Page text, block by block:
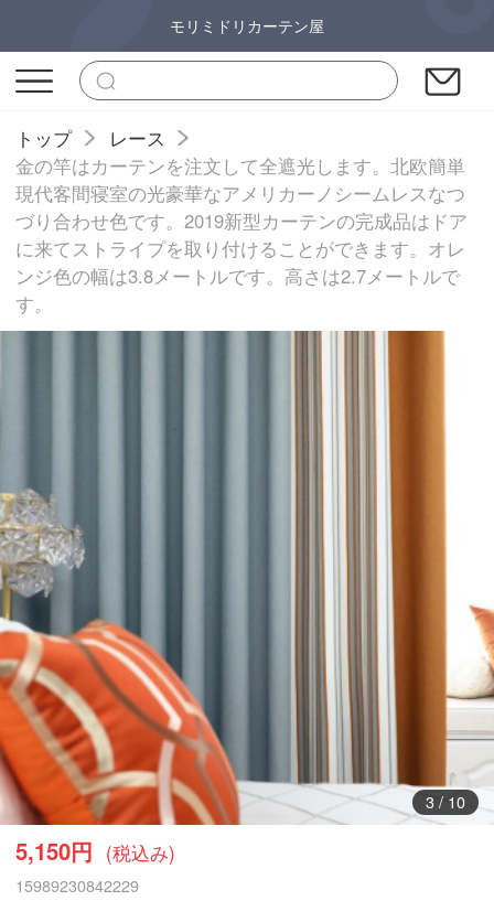
モリミドリカーテン屋
トップ
レース
金の竿はカーテンを注文して全遮光します。北欧簡単
現代客間寝室の光豪華なアメリカーノシームレスなつ
づり合わせ色です。2019新型カーテンの完成品はドア
に来てストライプを取り付けることができます。オレ
ンジ色の幅は3.8メートルです。高さは2.7メートルで
す。
4/ 10
5,150円 (税込み)
15989230842229